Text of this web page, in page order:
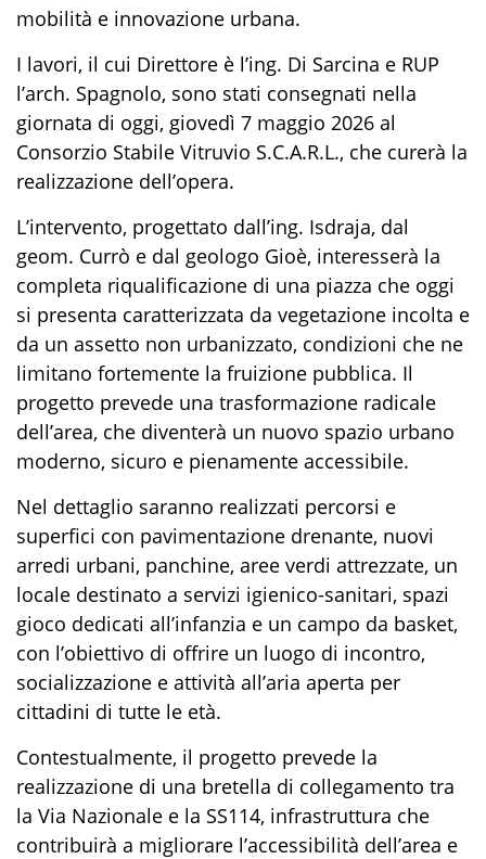
mobilità e innovazione urbana.
I lavori, il cui Direttore è l’ing. Di Sarcina e RUP
l’arch. Spagnolo, sono stati consegnati nella
giornata di oggi, giovedì 7 maggio 2026 al
Consorzio Stabile Vitruvio S.C.A.R.L., che curerà la
realizzazione dell’opera.
L’intervento, progettato dall’ing. Isdraja, dal
geom. Currò e dal geologo Gioè, interesserà la
completa riqualificazione di una piazza che oggi
si presenta caratterizzata da vegetazione incolta e
da un assetto non urbanizzato, condizioni che ne
limitano fortemente la fruizione pubblica. Il
progetto prevede una trasformazione radicale
dell’area, che diventerà un nuovo spazio urbano
moderno, sicuro e pienamente accessibile.
Nel dettaglio saranno realizzati percorsi e
superfici con pavimentazione drenante, nuovi
arredi urbani, panchine, aree verdi attrezzate, un
locale destinato a servizi igienico-sanitari, spazi
gioco dedicati all’infanzia e un campo da basket,
con l’obiettivo di offrire un luogo di incontro,
socializzazione e attività all’aria aperta per
cittadini di tutte le età.
Contestualmente, il progetto prevede la
realizzazione di una bretella di collegamento tra
la Via Nazionale e la SS114, infrastruttura che
contribuirà a migliorare l’accessibilità dell’area e